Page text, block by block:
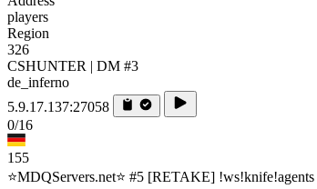
players
Region
326
CSHUNTER | DM #3
de_inferno
5.9.17.137:27058
0/16
155
⭐MDQServers.net⭐ #5 [RETAKE] !ws!knife!agents